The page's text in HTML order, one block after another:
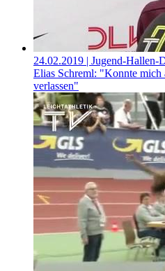
24.02.2019 | Jugend-
Elias Schreml: "Konnte mich
verlassen"